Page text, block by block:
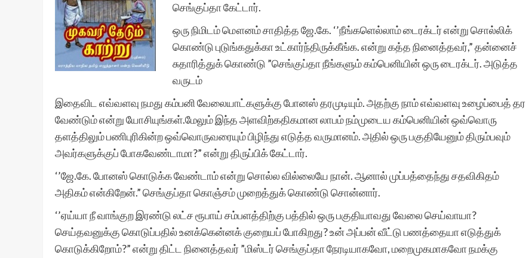
செங்குப்தா கேட்டார்.
ஒரு நிமிடம் மௌனம் சாதித்த ஜே.கே. ‘’நீங்களெல்லாம் டைரக்டர் என்று சொல்லிக்
கொண்டு புடுங்கதுக்கா உட்கார்ந்திருக்கீங்க. என்று கத்த நினைத்தவர்,” தன்னைச்
சுதாரித்துக் கொண்டு ”செங்குப்தா நீங்களும் கம்பெனியின் ஒரு டைரக்டர். அடுத்த
வருடம்
இதைவிட எவ்வளவு நமது கம்பனி வேலையாட்களுக்கு போனஸ் தரமுடியும். அதற்கு நாம் எவ்வளவு உழைப்பைத் தர
வேண்டும் என்று யோசியுங்கள்.மேலும் இந்த அளவிற்கதிகமான லாபம் நம்முடைய கம்பெனியின் ஒவ்வொரு
தளத்திலும் பணிபுரிகின்ற ஒவ்வொருவரையும் பிழிந்து எடுத்த வருமானம். அதில் ஒரு பகுதியேனும் திரும்பவும்
அவர்களுக்குப் போகவேண்டாமா?” என்று திருப்பிக் கேட்டார்.
‘’ஜே.கே. போனஸ் கொடுக்க வேண்டாம் என்று சொல்ல வில்லையே நான். ஆனால் முப்பத்தைந்து சதவிகிதம்
அதிகம் என்கிறேன்.” செங்குப்தா கொஞ்சம் முறைத்துக் கொண்டு சொன்னார்.
‘’ஏய்யா நீ வாங்குற இரண்டு லட்ச ரூபாய் சம்பளத்திற்கு பத்தில் ஒரு பகுதியாவது வேலை செய்வாயா?
செய்தவனுக்கு கொடுப்பதில் உனக்கென்னக் குறையப் போகிறது? உன் அப்பன் வீட்டு பணத்தையா எடுத்துக்
கொடுக்கிறோம்?” என்று திட்ட நினைத்தவர் ”மிஸ்டர் செங்குப்தா நேரடியாகவோ, மறைமுகமாகவோ நமக்கு
சிறுகதைகளுக்கான